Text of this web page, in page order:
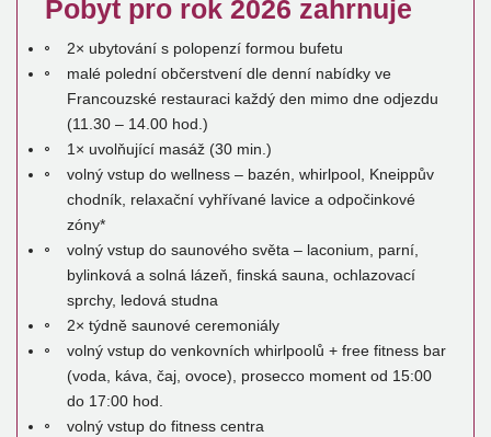
Pobyt pro rok 2026 zahrnuje
2× ubytování s polopenzí formou bufetu
malé polední občerstvení dle denní nabídky ve
Francouzské restauraci každý den mimo dne odjezdu
(11.30 – 14.00 hod.)
1× uvolňující masáž (30 min.)
volný vstup do wellness – bazén, whirlpool, Kneippův
chodník, relaxační vyhřívané lavice a odpočinkové
zóny*
volný vstup do saunového světa – laconium, parní,
bylinková a solná lázeň, finská sauna, ochlazovací
sprchy, ledová studna
2× týdně saunové ceremoniály
volný vstup do venkovních whirlpoolů + free fitness bar
(voda, káva, čaj, ovoce), prosecco moment od 15:00
do 17:00 hod.
volný vstup do fitness centra